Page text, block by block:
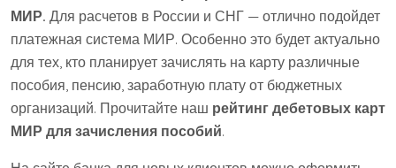
МИР. Для расчетов в России и СНГ — отлично подойдет
платежная система МИР. Особенно это будет актуально
для тех, кто планирует зачислять на карту различные
пособия, пенсию, заработную плату от бюджетных
организаций. Прочитайте наш рейтинг дебетовых карт
МИР для зачисления пособий.